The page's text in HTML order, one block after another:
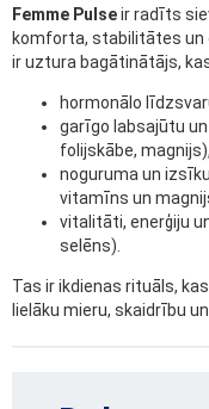
Femme Pulseir radīts
komforta, stabilitātes un
ir uztura bagātinātājs,
hormonālo
garīgo labsajūtu
folijskābe, magnijs),
noguruma un
vitamīns un
vitalitāti, enerģiju
selēns).
Tas ir ikdienas rituāls,
lielāku mieru, skaidrību